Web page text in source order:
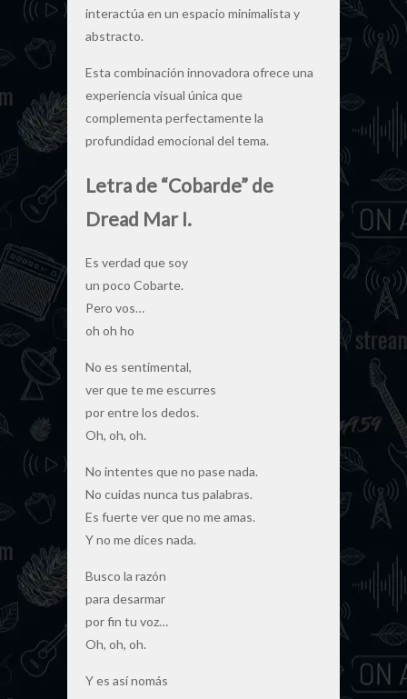
interactúa en un espacio minimalista y
abstracto.
Esta combinación innovadora ofrece una
experiencia visual única que
complementa perfectamente la
profundidad emocional del tema.
Letra de “Cobarde” de
Dread Mar I.
Es verdad que soy
un poco Cobarte.
Pero vos…
oh oh ho
No es sentimental,
ver que te me escurres
por entre los dedos.
Oh, oh, oh.
No intentes que no pase nada.
No cuidas nunca tus palabras.
Es fuerte ver que no me amas.
Y no me dices nada.
Busco la razón
para desarmar
por fin tu voz…
Oh, oh, oh.
Y es así nomás